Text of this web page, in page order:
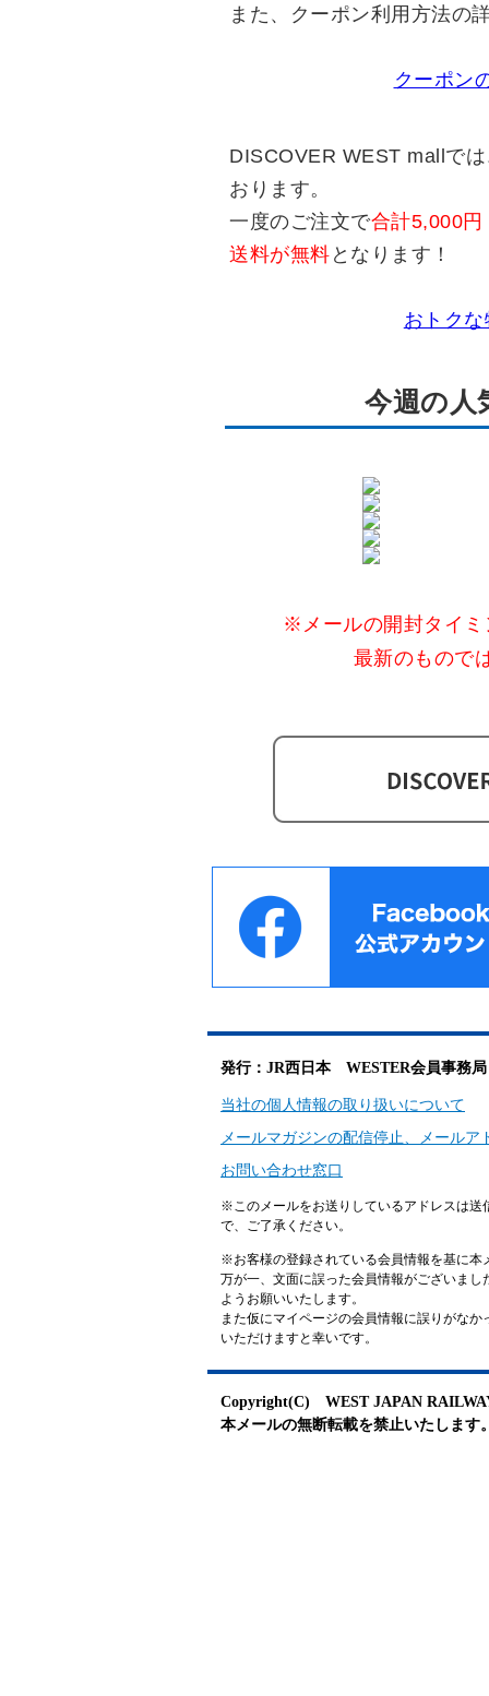
また、クーポン利用方法の
クーポン
DISCOVER WEST mallで
おります。
一度のご注文で合計5,000円
送料が無料 となります！
おトク
今週の人
※メールの開封タイミ
最新のもので
発行：JR西日本 WESTER会員事務局
当社の個人情報の取り扱いについて
メールマガジンの配信停止、メールア
お問い合わせ窓口
※このメールをお送りしているアドレスは送
で、ご了承ください。
※お客様の登録されている会員情報を基に本
万が一、文面に誤った会員情報がございま
ようお願いいたします。
また仮にマイページの会員情報に誤りがな
いただけますと幸いです。
Copyright(C) WEST JAPAN
本メールの無断転載を禁止いたします